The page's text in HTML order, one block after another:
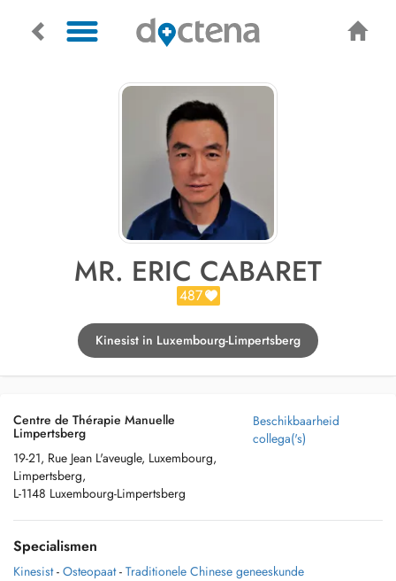
MR. ERIC CABARET
487
Kinesist in Luxembourg-Limpertsberg
Centre de Thérapie Manuelle
Limpertsberg
19-21, Rue Jean L'aveugle, Luxembourg,
Limpertsberg,
L-1148 Luxembourg-Limpertsberg
Beschikbaarheid
collega('s)
Specialismen
Kinesist - Osteopaat - Traditionele Chinese geneeskunde